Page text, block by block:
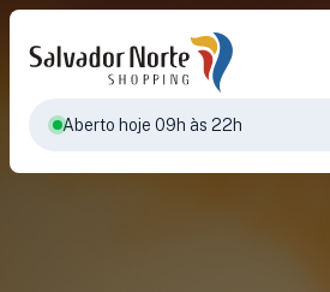
Aberto hoje 09h às 22h